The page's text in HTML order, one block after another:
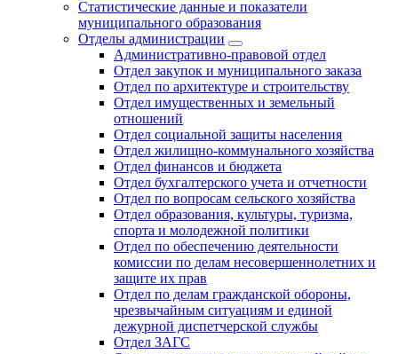
Статистические данные и показатели
муниципального образования
Отделы администрации
Административно-правовой отдел
Отдел закупок и муниципального заказа
Отдел по архитектуре и строительству
Отдел имущественных и земельный
отношений
Отдел социальной защиты населения
Отдел жилищно-коммунального хозяйства
Отдел финансов и бюджета
Отдел бухгалтерского учета и отчетности
Отдел по вопросам сельского хозяйства
Отдел образования, культуры, туризма,
спорта и молодежной политики
Отдел по обеспечению деятельности
комиссии по делам несовершеннолетних и
защите их прав
Отдел по делам гражданской обороны,
чрезвычайным ситуациям и единой
дежурной диспетчерской службы
Отдел ЗАГС